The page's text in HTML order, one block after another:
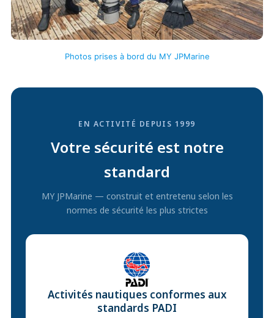
Photos prises à bord du MY JPMarine
EN ACTIVITÉ DEPUIS 1999
Votre sécurité est notre
standard
MY JPMarine — construit et entretenu selon les
normes de sécurité les plus strictes
Activités nautiques conformes aux
standards PADI